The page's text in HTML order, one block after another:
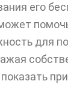
его
для